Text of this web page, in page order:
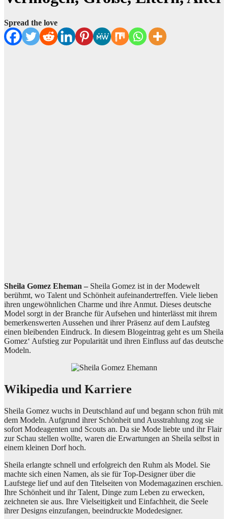
Spread the love
Sheila Gomez Eheman – Sheila Gomez ist in der Modewelt
berühmt, wo Talent und Schönheit aufeinandertreffen. Viele lieben
ihren ungewöhnlichen Charme und ihre Anmut. Dieses deutsche
Model sorgt in der Branche für Aufsehen und hinterlässt mit ihrem
bemerkenswerten Aussehen und ihrer Präsenz auf dem Laufsteg
einen bleibenden Eindruck. In diesem Blogeintrag geht es um Sheila
Gomez‘ Aufstieg zur Popularität und ihren Einfluss auf das deutsche
Modeln.
Wikipedia und Karriere
Sheila Gomez wuchs in Deutschland auf und begann schon früh mit
dem Modeln. Aufgrund ihrer Schönheit und Ausstrahlung zog sie
sofort Modeagenten und Scouts an. Da sie Mode liebte und ihr Flair
zur Schau stellen wollte, waren die Erwartungen an Sheila selbst in
einem kleinen Dorf hoch.
Sheila erlangte schnell und erfolgreich den Ruhm als Model. Sie
machte sich einen Namen, als sie für Top-Designer über die
Laufstege lief und auf den Titelseiten von Modemagazinen erschien.
Ihre Schönheit und ihr Talent, Dinge zum Leben zu erwecken,
zeichneten sie aus. Ihre Vielseitigkeit und Einfachheit, die Seele
ihrer Designs einzufangen, beeindruckte Modedesigner.